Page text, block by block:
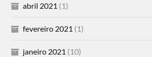
abril 2021 (1)
fevereiro 2021 (1)
janeiro 2021 (10)